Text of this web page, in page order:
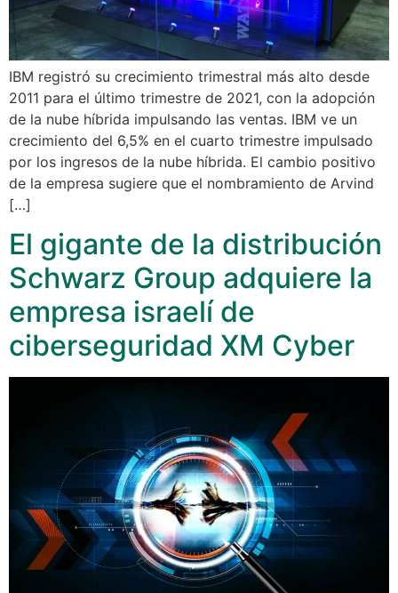
IBM registró su crecimiento trimestral más alto desde
2011 para el último trimestre de 2021, con la adopción
de la nube híbrida impulsando las ventas. IBM ve un
crecimiento del 6,5% en el cuarto trimestre impulsado
por los ingresos de la nube híbrida. El cambio positivo
de la empresa sugiere que el nombramiento de Arvind
[…]
El gigante de la distribución
Schwarz Group adquiere la
empresa israelí de
ciberseguridad XM Cyber